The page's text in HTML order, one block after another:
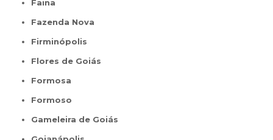
Faina
Fazenda Nova
Firminópolis
Flores de Goiás
Formosa
Formoso
Gameleira de Goiás